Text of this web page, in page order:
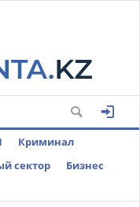
Криминал
сектор
Бизнес